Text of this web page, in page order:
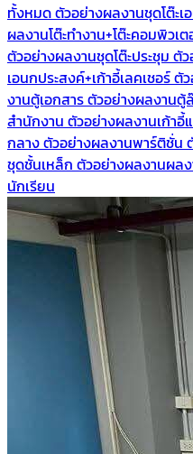
ทั้งหมดตัวอย่างผลงานชุดโต๊ะเ
ผลงานโต๊ะทำงาน+โต๊ะคอมพิวเต
ตัวอย่างผลงานชุดโต๊ะประชุม ตัว
เอนกประสงค์+เก้าอี้เลคเชอร์ตั
งานตู้เอกสารตัวอย่างผลงานตู้
สำนักงาน ตัวอย่างผลงานเก้าอี้
กลางตัวอย่างผลงานพาร์ติชั่น
ชุดชั้นเหล็ก ตัวอย่างผลงานผล
นักเรียน